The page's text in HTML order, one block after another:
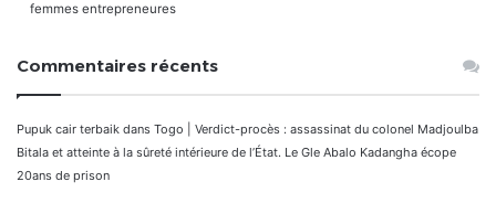
femmes entrepreneures
Commentaires récents
Pupuk cair terbaik dans Togo | Verdict-procès : assassinat du colonel Madjoulba
Bitala et atteinte à la sûreté intérieure de l’État. Le Gle Abalo Kadangha écope
20ans de prison